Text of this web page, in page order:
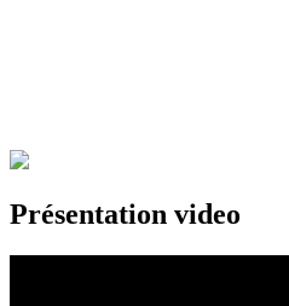
Présentation video